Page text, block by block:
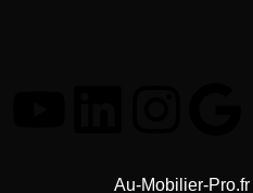
Au-Mobilier-Pro.fr